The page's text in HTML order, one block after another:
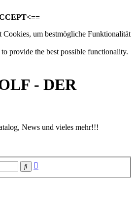
Cookies, um bestmögliche Funktionalität
provide the best possible functionality.
- DER
News und vieles mehr!!!
Suche